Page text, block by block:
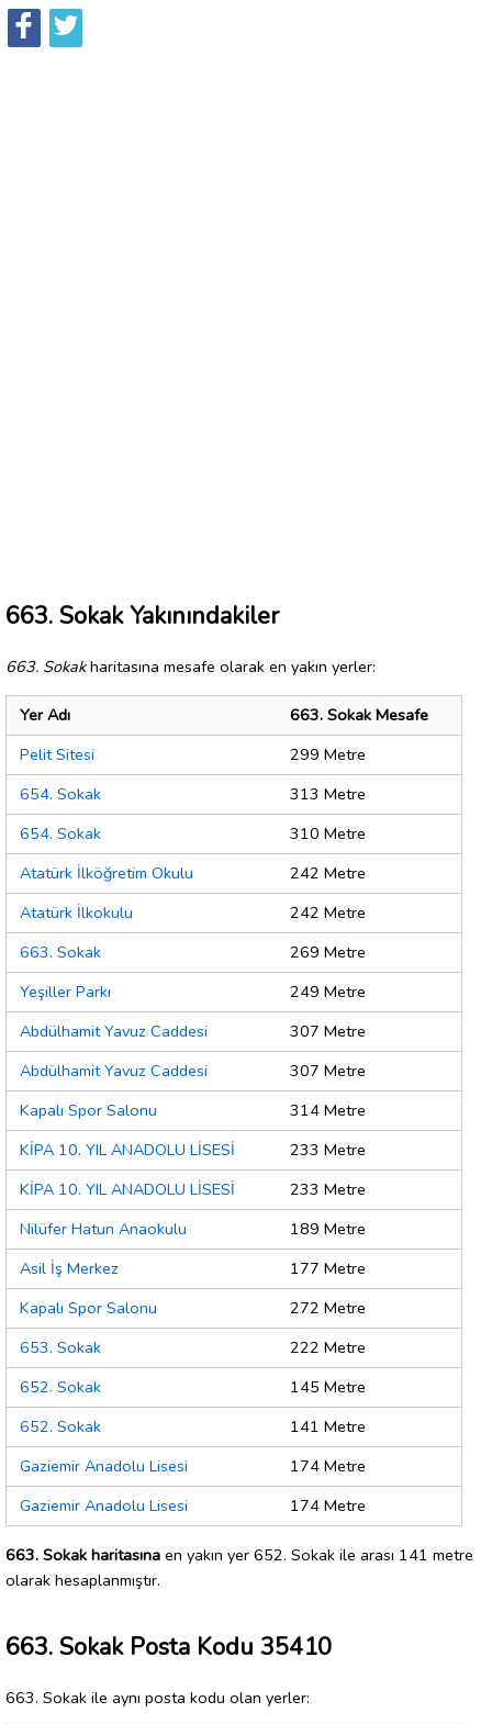
663. Sokak Yakınındakiler
663. Sokakharitasına mesafe olarak en yakın yerler:
Yer Adı
663. Sokak Mesafe
Pelit Sitesi
299 Metre
654. Sokak
313 Metre
654. Sokak
310 Metre
Atatürk İlköğretim Okulu
242 Metre
Atatürk İlkokulu
242 Metre
663. Sokak
269 Metre
Yeşiller Parkı
249 Metre
Abdülhamit Yavuz Caddesi
307 Metre
Abdülhamit Yavuz Caddesi
307 Metre
Kapalı Spor Salonu
314 Metre
KİPA 10. YIL ANADOLU LİSESİ
233 Metre
KİPA 10. YIL ANADOLU LİSESİ
233 Metre
Nilüfer Hatun Anaokulu
189 Metre
Asil İş Merkez
177 Metre
Kapalı Spor Salonu
272 Metre
653. Sokak
222 Metre
652. Sokak
145 Metre
652. Sokak
141 Metre
Gaziemir Anadolu Lisesi
174 Metre
Gaziemir Anadolu Lisesi
174 Metre
663. Sokak haritasına en yakın yer 652. Sokak ile arası 141 metre
olarak hesaplanmıştır.
663. Sokak Posta Kodu 35410
663. Sokak ile aynı posta kodu olan yerler: